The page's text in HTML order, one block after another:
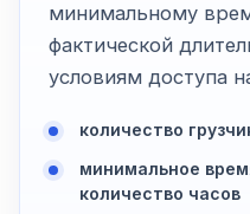
минимальному
фактической
условиям доступа
количество
минимальное
количество часов